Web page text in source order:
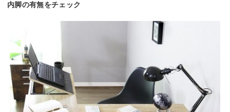
内脚の有無をチェック